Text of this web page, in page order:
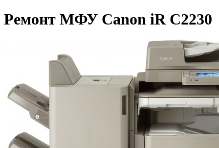
Ремонт МФУ Canon iR C2230